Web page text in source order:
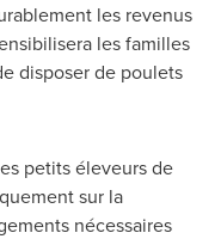
les revenus
les familles
disposer de poulets
petits éleveurs de
sur la
nécessaires